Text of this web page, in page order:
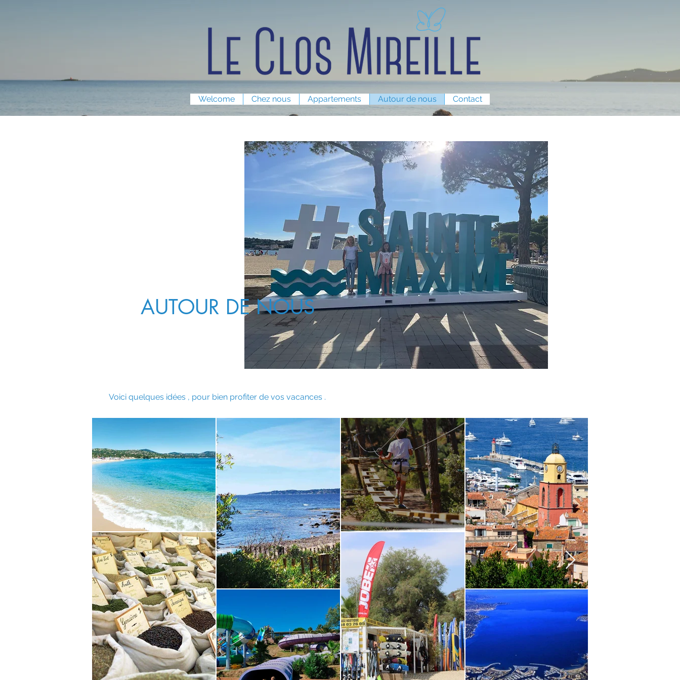
Welcome Chez nous Appartements Autour de nous Contact
AUTOUR DE NOUS
Voici quelques idées , pour bien profiter de vos vacances .